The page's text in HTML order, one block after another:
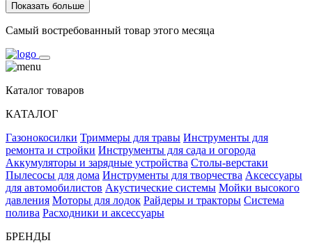
Показать больше
Самый востребованный товар этого месяца
Каталог товаров
КАТАЛОГ
Газонокосилки Триммеры для травы Инструменты для
ремонта и стройки Инструменты для сада и огорода
Аккумуляторы и зарядные устройства Столы-верстаки
Пылесосы для дома Инструменты для творчества Аксессуары
для автомобилистов Акустические системы Мойки высокого
давления Моторы для лодок Райдеры и тракторы Система
полива Расходники и аксессуары
БРЕНДЫ